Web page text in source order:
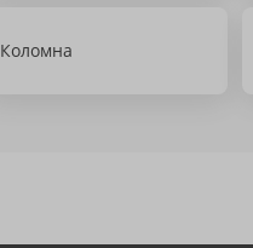
Коломна